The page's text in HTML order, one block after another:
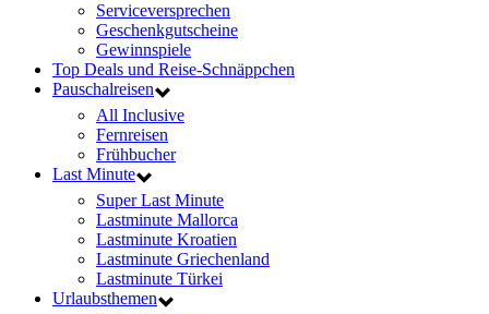
Serviceversprechen
Geschenkgutscheine
Gewinnspiele
Top Deals und Reise-Schnäppchen
Pauschalreisen
All Inclusive
Fernreisen
Frühbucher
Last Minute
Super Last Minute
Lastminute Mallorca
Lastminute Kroatien
Lastminute Griechenland
Lastminute Türkei
Urlaubsthemen